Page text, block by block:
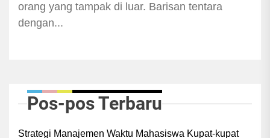
orang yang tampak di luar. Barisan tentara
dengan...
Pos-pos Terbaru
Strategi Manajemen Waktu Mahasiswa Kupat-kupat